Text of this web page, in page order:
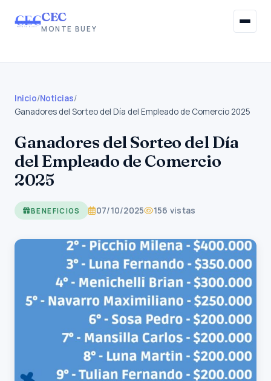
CEC
MONTE BUEY
Institucional
Beneficios Sociales
Información Gremial
Noticias
Inicio/Noticias/
Ganadores del Sorteo del Día del Empleado de Comercio 2025
Ganadores del Sorteo del Día
del Empleado de Comercio
2025
BENEFICIOS 07/10/2025 156 vistas